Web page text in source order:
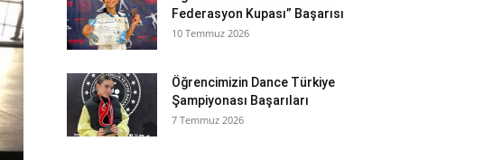
Federasyon Kupası” Başarısı
10 Temmuz 2026
Öğrencimizin Dance Türkiye
Şampiyonası Başarıları
7 Temmuz 2026